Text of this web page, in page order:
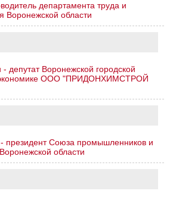
департамента труда и
Воронежской области
депутат Воронежской городской
экономике ООО "ПРИДОНХИМСТРОЙ
президент Союза промышленников и
области